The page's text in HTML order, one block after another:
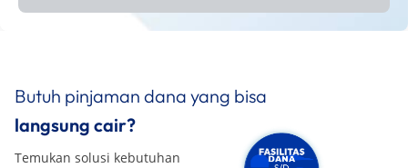
Butuh pinjaman dana yang bisa
langsung cair?
Temukan solusi kebutuhan